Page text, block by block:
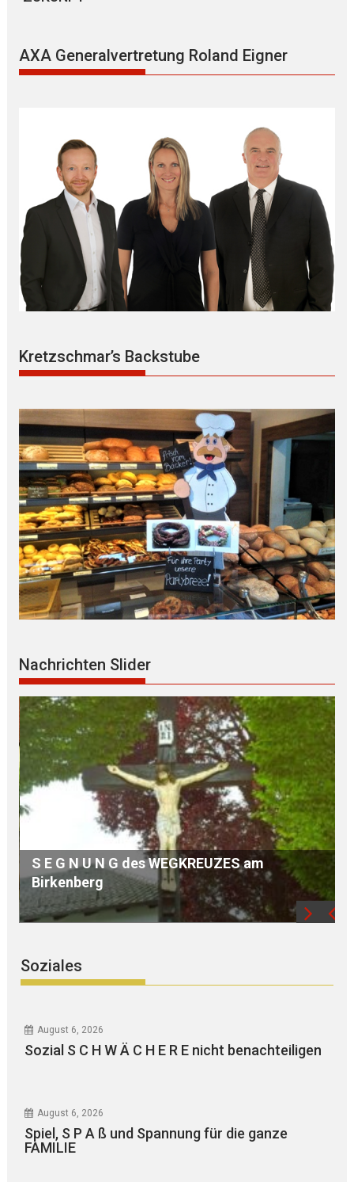
AXA Generalvertretung Roland Eigner
Kretzschmar’s Backstube
Nachrichten Slider
PI-LANDSHUT berichtet: Körperliche
AUSEINANDERSETZUNG zwischen
Jugendlichen, ZEUGEN gesucht –
Freizeithütte vorsätzlich in BRAND gesetzt –
Diverses
Soziales
August 6, 2026
Sozial S C H W Ä C H E R E nicht benachteiligen
August 6, 2026
Spiel, S P A ß und Spannung für die ganze
FAMILIE